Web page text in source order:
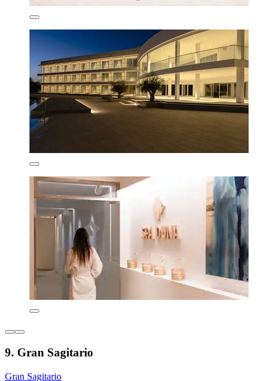
9. Gran Sagitario
Gran Sagitario